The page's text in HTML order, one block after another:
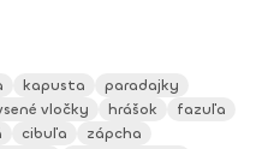
kapusta
paradajky
vločky hrášok
fazuľa
cibuľa
zápcha